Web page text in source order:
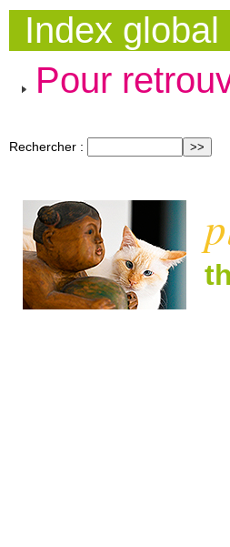
Index global
Pour
Rechercher :